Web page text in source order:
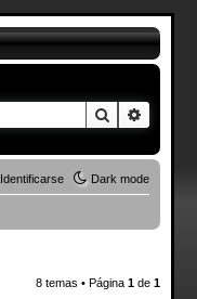
Buscar
Dark mode
Identificarse
8 temas • Página1 de1